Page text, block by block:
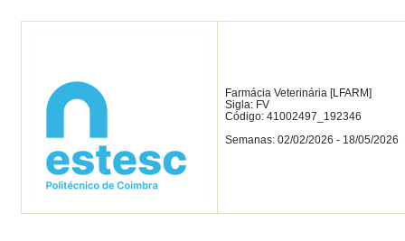
Farmácia Veterinária [LFARM]
Sigla: FV
Código: 41002497_192346
Semanas: 02/02/2026 - 18/05/2026